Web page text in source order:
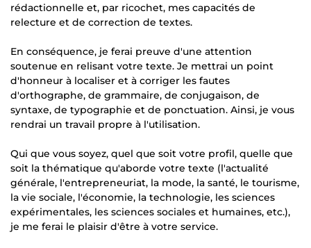
rédactionnelle et, par ricochet, mes capacités de
relecture et de correction de textes.
En conséquence, je ferai preuve d'une attention
soutenue en relisant votre texte. Je mettrai un point
d'honneur à localiser et à corriger les fautes
d'orthographe, de grammaire, de conjugaison, de
syntaxe, de typographie et de ponctuation. Ainsi, je vous
rendrai un travail propre à l'utilisation.
Qui que vous soyez, quel que soit votre profil, quelle que
soit la thématique qu'aborde votre texte (l'actualité
générale, l'entrepreneuriat, la mode, la santé, le tourisme,
la vie sociale, l'économie, la technologie, les sciences
expérimentales, les sciences sociales et humaines, etc.),
je me ferai le plaisir d'être à votre service.